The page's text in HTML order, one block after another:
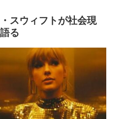
スウィフトが社会現
る